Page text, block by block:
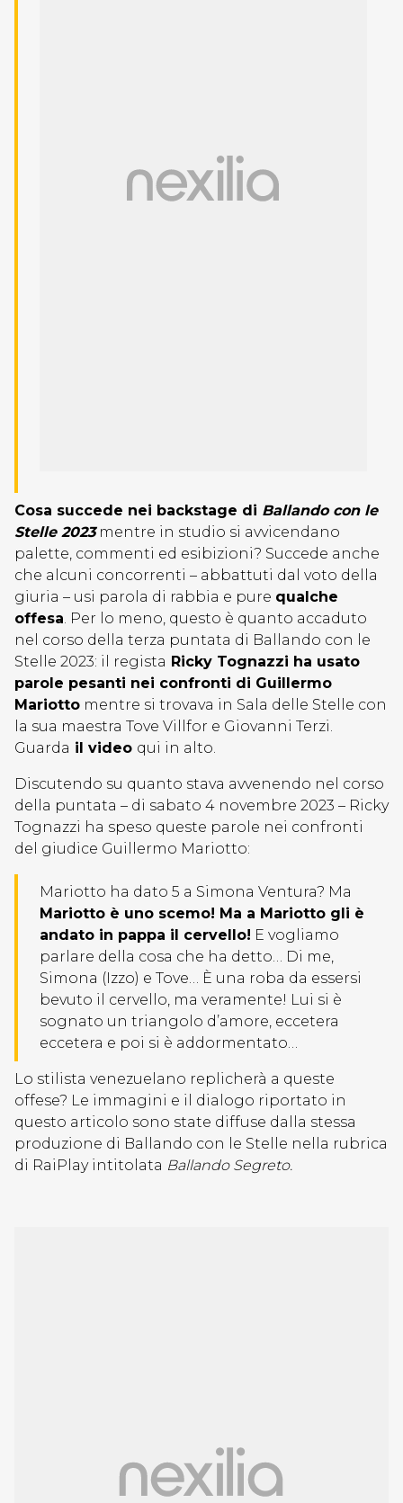
Cosa succede nei backstage di Ballando con le
Stelle 2023mentre in studio si avvicendano
palette, commenti ed esibizioni? Succede anche
che alcuni concorrenti – abbattuti dal voto della
giuria – usi parola di rabbia e pure qualche
offesa. Per lo meno, questo è quanto accaduto
nel corso della terza puntata di Ballando con le
Stelle 2023: il regista Ricky Tognazzi ha usato
parole pesanti nei confronti di Guillermo
Mariotto mentre si trovava in Sala delle Stelle con
la sua maestra Tove Villfor e Giovanni Terzi.
Guarda il video qui in alto.
Discutendo su quanto stava avvenendo nel corso
della puntata – di sabato 4 novembre 2023 – Ricky
Tognazzi ha speso queste parole nei confronti
del giudice Guillermo Mariotto:
Mariotto ha dato 5 a Simona Ventura? Ma
Mariotto è uno scemo! Ma a Mariotto gli è
andato in pappa il cervello! E vogliamo
parlare della cosa che ha detto… Di me,
Simona (Izzo) e Tove… È una roba da essersi
bevuto il cervello, ma veramente! Lui si è
sognato un triangolo d’amore, eccetera
eccetera e poi si è addormentato…
Lo stilista venezuelano replicherà a queste
offese? Le immagini e il dialogo riportato in
questo articolo sono state diffuse dalla stessa
produzione di Ballando con le Stelle nella rubrica
di RaiPlay intitolata Ballando Segreto.